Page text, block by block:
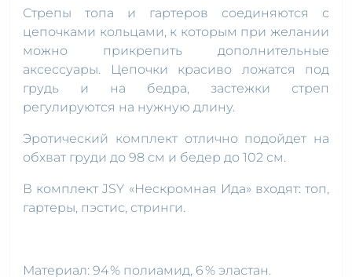
Стрепы топа и гартеров соединяются с
цепочками кольцами, к которым при желании
можно прикрепить дополнительные
аксессуары. Цепочки красиво ложатся под
грудь и на бедра, застежки стреп
регулируются на нужную длину.
Эротический комплект отлично подойдет на
обхват груди до 98 см и бедер до 102 см.
В комплект JSY «Нескромная Ида» входят: топ,
гартеры, пэстис, стринги.
Материал: 94 % полиамид, 6 % эластан.